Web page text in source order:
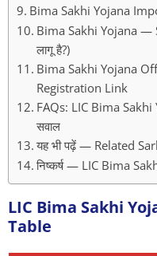
Bima Sakhi Yojana
Bima Sakhi Yojana —
लागू है?)
Bima Sakhi Yojana
Registration Link
FAQs: LIC Bima
सवाल
यह भी पढ़ें — Related
निष्कर्ष — LIC Bima
LIC Bima Sakhi
Table